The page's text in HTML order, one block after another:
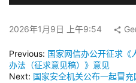
2026年1月9日 上午9:54
Previous: 国家网信办公开征求《
办法（征求意见稿）》意见
Next: 国家安全机关公布一起冒